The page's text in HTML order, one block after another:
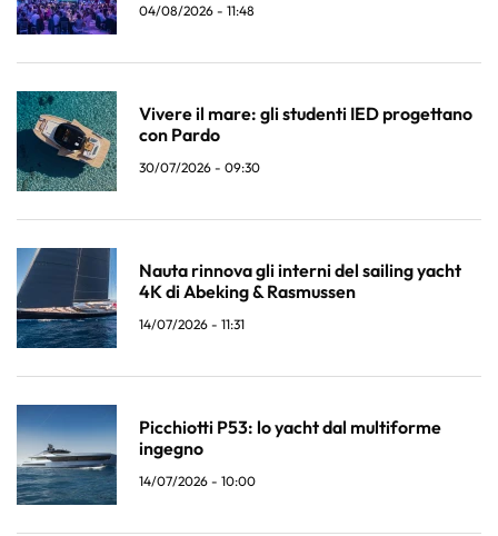
04/08/2026 - 11:48
Vivere il mare: gli studenti IED progettano
con Pardo
30/07/2026 - 09:30
Nauta rinnova gli interni del sailing yacht
4K di Abeking & Rasmussen
14/07/2026 - 11:31
Picchiotti P53: lo yacht dal multiforme
ingegno
14/07/2026 - 10:00